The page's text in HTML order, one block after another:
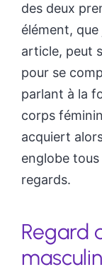
des deux
élément,
article, peut
pour se
parlant à la
corps
acquiert
englobe
regards.
Regard
masculin